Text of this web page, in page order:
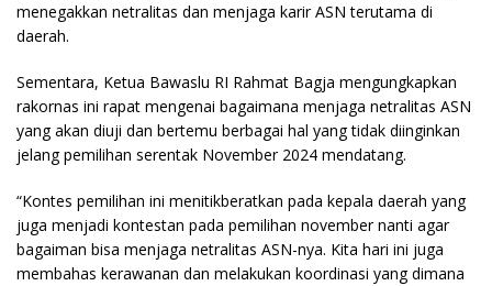
menegakkan netralitas dan menjaga karir ASN terutama di
daerah.
Sementara, Ketua Bawaslu RI Rahmat Bagja mengungkapkan
rakornas ini rapat mengenai bagaimana menjaga netralitas ASN
yang akan diuji dan bertemu berbagai hal yang tidak diinginkan
jelang pemilihan serentak November 2024 mendatang.
“Kontes pemilihan ini menitikberatkan pada kepala daerah yang
juga menjadi kontestan pada pemilihan november nanti agar
bagaiman bisa menjaga netralitas ASN-nya. Kita hari ini juga
membahas kerawanan dan melakukan koordinasi yang dimana